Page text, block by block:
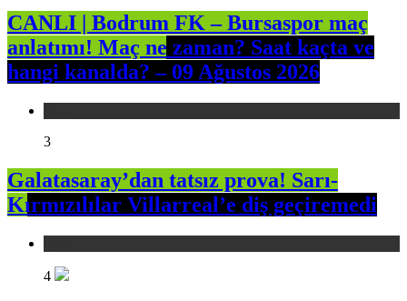
CANLI | Bodrum FK – Bursaspor maç
anlatımı! Maç ne zaman? Saat kaçta ve
hangi kanalda? – 09 Ağustos 2026
3
Galatasaray’dan tatsız prova! Sarı-
Kırmızılılar Villarreal’e diş geçiremedi
4